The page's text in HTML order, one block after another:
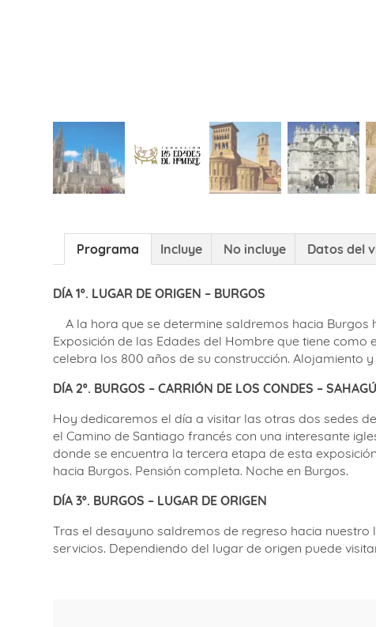
Programa Incluye No incluye Datos del
DÍA 1º. LUGAR DE ORIGEN – BURGOS
A la hora que se determine saldremos hacia Burgos
Exposición de las Edades del Hombre que tiene como
celebra los 800 años de su construcción. Alojamiento
DÍA 2º. BURGOS – CARRIÓN DE LOS CONDES –
Hoy dedicaremos el día a visitar las otras dos sedes
el Camino de Santiago francés con una interesante
donde se encuentra la tercera etapa de esta
hacia Burgos. Pensión completa. Noche en Burgos.
DÍA 3º. BURGOS – LUGAR DE ORIGEN
Tras el desayuno saldremos de regreso hacia
servicios. Dependiendo del lugar de origen puede